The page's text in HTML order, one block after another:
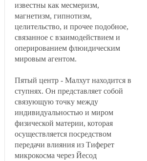
известны как месмеризм,
магнетизм, гипнотизм,
целительство, и прочее подобное,
связанное с взаимодействием и
оперированием флюидическим
мировым агентом.
Пятый центр - Малхут находится в
ступнях. Он представляет собой
связующую точку между
индивидуальностью и миром
физической материи, которая
осуществляется посредством
передачи влияния из Тиферет
микрокосма через Йесод